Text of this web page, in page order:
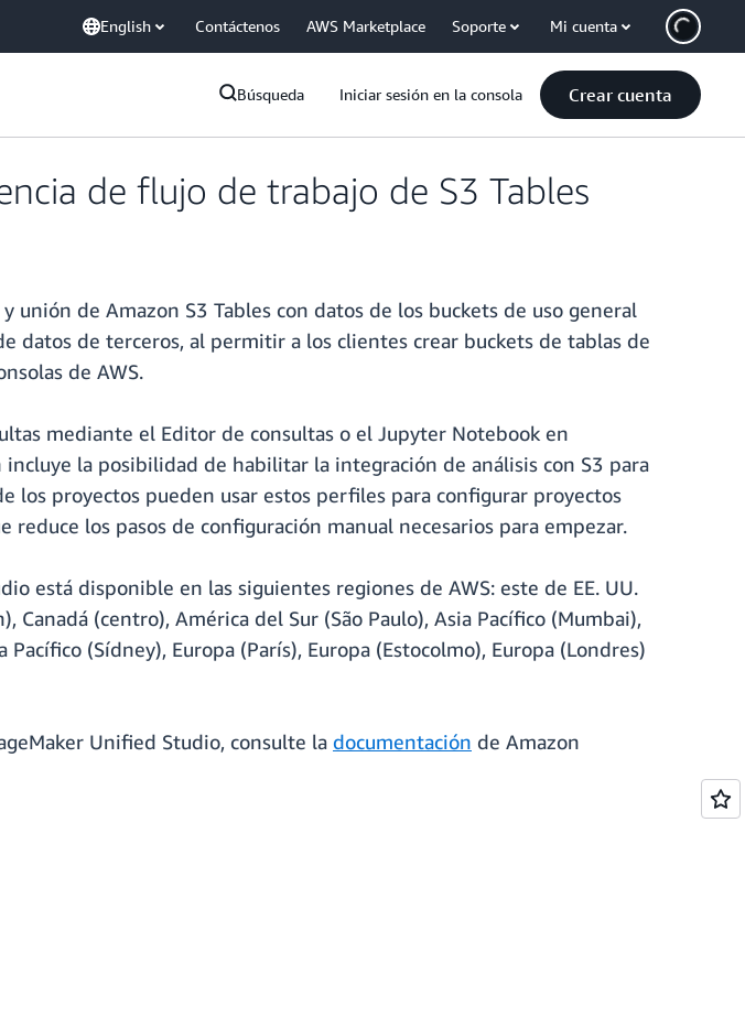
English Contáctenos AWS Marketplace Soporte Mi cuenta
Búsqueda Iniciar sesión en la consola Crear cuenta
de flujo de trabajo de S3 Tables
unión de Amazon S3 Tables con datos de los buckets de uso general
datos de terceros, al permitir a los clientes crear buckets de tablas de
de AWS.
mediante el Editor de consultas o el Jupyter Notebook en
la posibilidad de habilitar la integración de análisis con S3 para
los proyectos pueden usar estos perfiles para configurar proyectos
los pasos de configuración manual necesarios para empezar.
está disponible en las siguientes regiones de AWS: este de EE. UU.
(centro), América del Sur (São Paulo), Asia Pacífico (Mumbai),
(Sídney), Europa (París), Europa (Estocolmo), Europa (Londres)
Unified Studio, consulte la documentación de Amazon